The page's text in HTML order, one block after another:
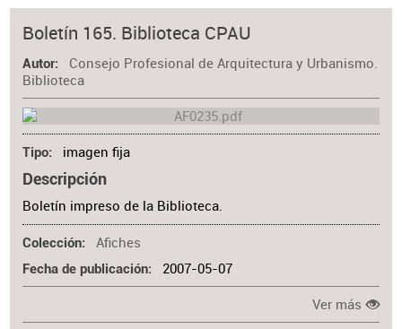
Boletín 165. Biblioteca CPAU
Autor
Consejo Profesional de Arquitectura y Urbanismo.
Biblioteca
Tipo imagen fija
Descripción
Boletín impreso de la Biblioteca.
Colección Afiches
Fecha de publicación 2007-05-07
Ver más